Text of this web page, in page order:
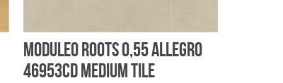
Moduleo Roots 0,55 Allegro
46953CD Medium Tile